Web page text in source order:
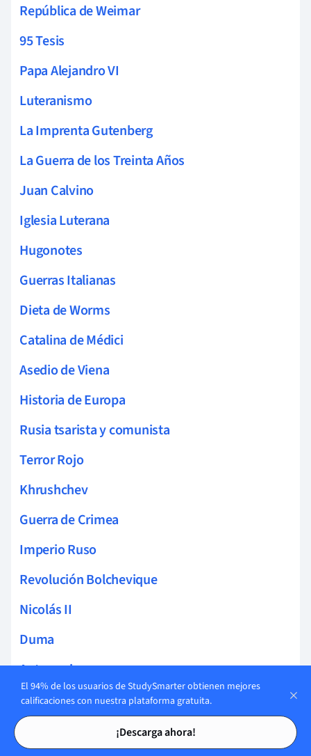
Tarjetas de estudio
Tarjetas de estudio
República de Weimar
95 Tesis
Papa Alejandro VI
Luteranismo
La Imprenta Gutenberg
La Guerra de los Treinta Años
Juan Calvino
Iglesia Luterana
Hugonotes
Guerras Italianas
Dieta de Worms
Catalina de Médici
Asedio de Viena
Historia de Europa
Rusia tsarista y comunista
Terror Rojo
Khrushchev
Guerra de Crimea
Imperio Ruso
Revolución Bolchevique
Nicolás II
Duma
Autocracia rusa
Alejandro II
El 94% de los usuarios de StudySmarter obtienen mejores
calificaciones con nuestra plataforma gratuita.
¡Descarga ahora!